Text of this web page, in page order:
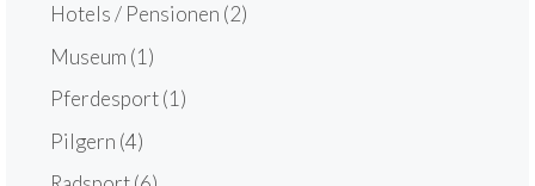
Hotels / Pensionen (2)
Museum (1)
Pferdesport(1)
Pilgern (4)